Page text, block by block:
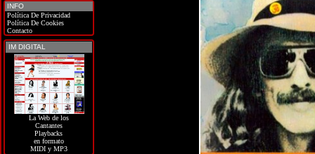
INFO
Política De Privacidad
Política De Cookies
Contacto
IM DIGITAL
La Web de los
Cantantes
Playbacks
en formato
MIDI y MP3